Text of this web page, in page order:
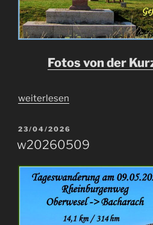
Fotos von der
„kw20260522“
weiterlesen
VERÖFFENTLICHT
AM
23/04/2026
w20260509